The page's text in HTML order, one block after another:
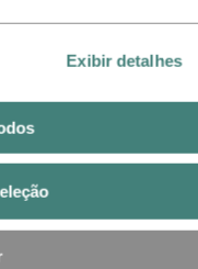
Exibir detalhes
dos benefícios
com baixas
“Por ser um alimento rico
consumo com alimentos
tucupi com jambu é
do Círio, que
importante que o local da
os processos de preparo
as regras da